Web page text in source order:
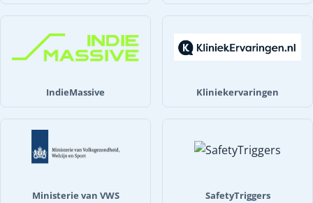
IndieMassive Kliniekervaringen
Ministerie van VWS SafetyTriggers